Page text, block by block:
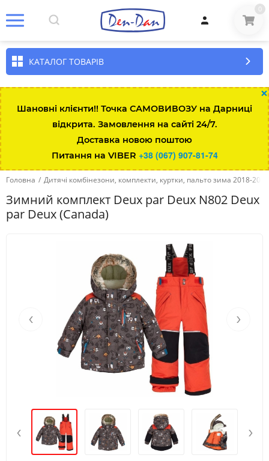
0
КАТАЛОГ ТОВАРІВ
×
Шановні клієнти!! Точка САМОВИВОЗУ на Дарниці
відкрита. Замовлення на сайті 24/7.
Доставка новою поштою
Питання на VIBER +38 (067) 907-81-74
Головна / Дитячі комбінезони, комплекти, куртки, пальто зима 2018-2019
Зимний комплект Deux par Deux N802 Deux
par Deux (Canada)
‹ ›
‹ ›
Зріст (А) 104/110
Обхват груди (B) 56
Талія (С) 52
62